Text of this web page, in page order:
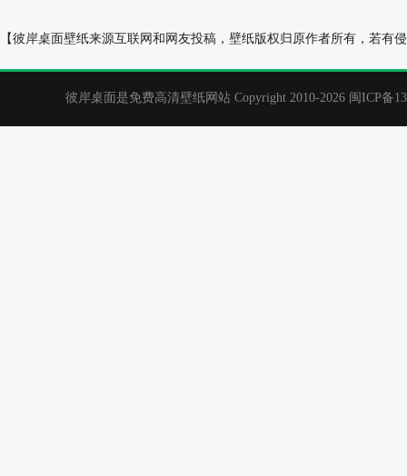
【彼岸桌面壁纸来源互联网和网友投稿，壁纸版权归原作者所有，若
彼岸桌面是免费高清壁纸网站 Copyright 2010-2026 闽ICP备